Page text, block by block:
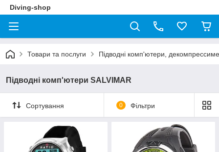
Diving-shop
Товари та послуги Підводні комп'ютери,
Підводні комп'ютери SALVIMAR
Сортування 0 Фільтри